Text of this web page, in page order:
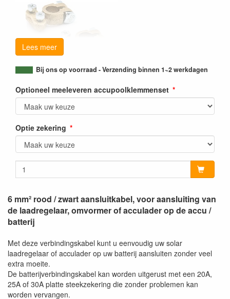
Lees meer
Bij ons op voorraad - Verzending binnen 1~2 werkdagen
Optioneel meeleveren accupoolklemmenset
Optie zekering
6 mm² rood / zwart aansluitkabel, voor aansluiting van
de laadregelaar, omvormer of acculader op de accu /
batterij
Met deze verbindingskabel kunt u eenvoudig uw solar
laadregelaar of acculader op uw batterij aansluiten zonder veel
extra moeite.
De batterijverbindingskabel kan worden uitgerust met een 20A,
25A of 30A platte steekzekering die zonder problemen kan
worden vervangen.